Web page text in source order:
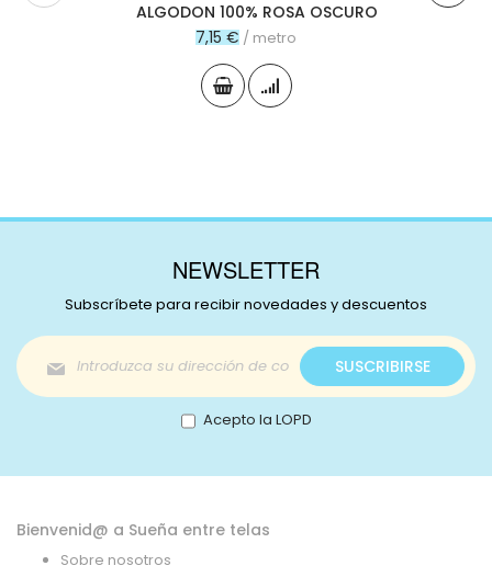
ALGODON 100% ROSA OSCURO
7,15 € / metro
NEWSLETTER
Subscríbete para recibir novedades y descuentos
Inscríbase
a
nuestro
boletín
de
SUSCRIBIRSE
Acepto la LOPD
Bienvenid@ a Sueña entre telas
Sobre nosotros